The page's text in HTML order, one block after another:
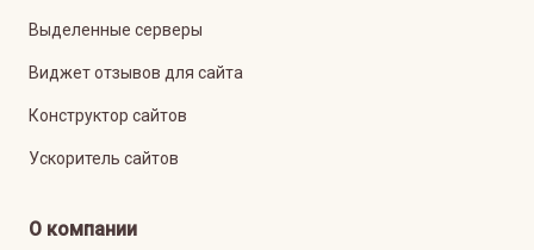
Выделенные серверы
Виджет отзывов для сайта
Конструктор сайтов
Ускоритель сайтов
О компании